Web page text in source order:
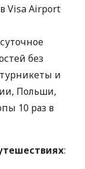
Visa Airport
без
и
Польши,
10 раз в
: